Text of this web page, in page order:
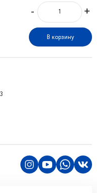
- +
В корзину